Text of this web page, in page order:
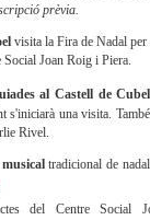
prèvia.
visita la Fira de Nadal per
Social Joan Roig i Piera.
al Castell de
s'iniciarà una visita.
Rivel.
tradicional de
del Centre Social